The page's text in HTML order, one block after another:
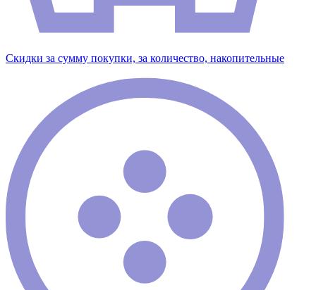
Скидки за сумму покупки, за количество, накопительные